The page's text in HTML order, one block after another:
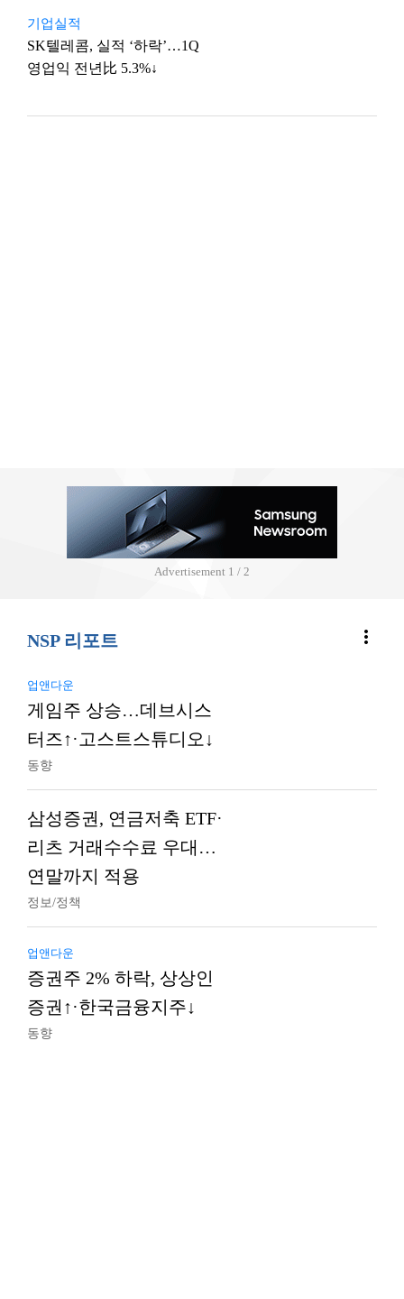
기업실적
SK텔레콤, 실적 ‘하락’…1Q
영업익 전년比 5.3%↓
Advertisement 2 / 2
NSP 리포트 more_vert
업앤다운
게임주 상승…데브시스
터즈↑·고스트스튜디오↓
동향
삼성증권, 연금저축 ETF·
리츠 거래수수료 우대…
연말까지 적용
정보/정책
업앤다운
증권주 2% 하락, 상상인
증권↑·한국금융지주↓
동향